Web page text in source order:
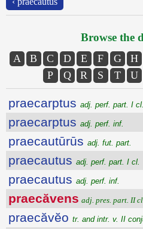
Browse the
A B C D E F G H
P
Q R S T U
praecarptus adj. perf. part. I cl.
praecarptus adj. perf. inf.
praecautūrūs adj. fut. part.
praecautus adj. perf. part. I cl.
praecautus adj. perf. inf.
praecăvens adj. pres. part. II
praecăvĕo tr. and intr. v. II